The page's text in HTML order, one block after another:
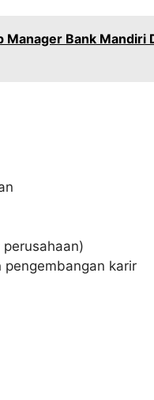
Manager Bank Mandiri
karir